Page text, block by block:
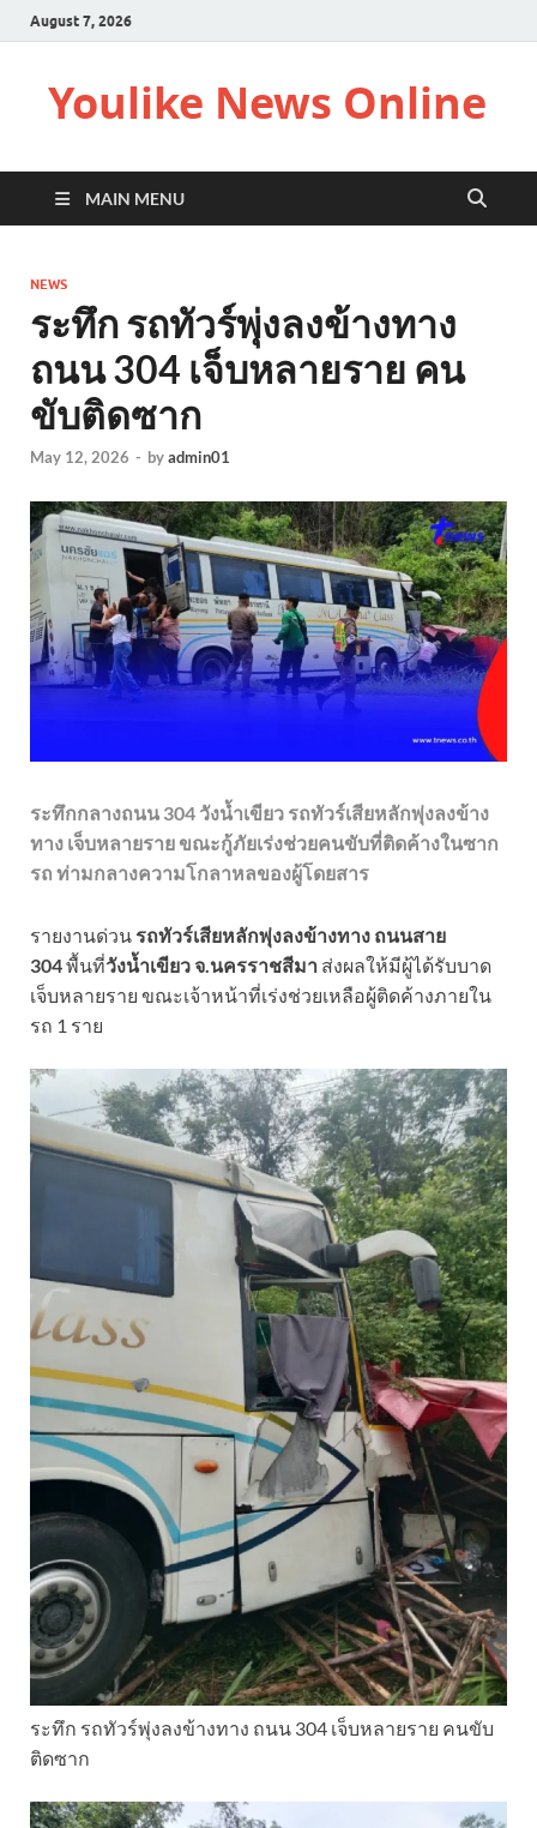
August 7, 2026
Youlike News Online
MAIN MENU
NEWS
ระทึก รถทัวร์พุ่งลงข้างทาง
ถนน 304 เจ็บหลายราย คน
ขับติดซาก
May 12, 2026 - byadmin01
ระทึกกลางถนน 304 วังน้ำเขียว รถทัวร์เสียหลักพุ่งลงข้าง
ทาง เจ็บหลายราย ขณะกู้ภัยเร่งช่วยคนขับที่ติดค้างในซาก
รถ ท่ามกลางความโกลาหลของผู้โดยสาร
รายงานด่วน รถทัวร์เสียหลักพุ่งลงข้างทาง ถนนสาย
304พื้นที่วังน้ำเขียว จ.นครราชสีมา ส่งผลให้มีผู้ได้รับบาด
เจ็บหลายราย ขณะเจ้าหน้าที่เร่งช่วยเหลือผู้ติดค้างภายใน
รถ 1 ราย
ระทึก รถทัวร์พุ่งลงข้างทาง ถนน 304 เจ็บหลายราย คนขับ
ติดซาก